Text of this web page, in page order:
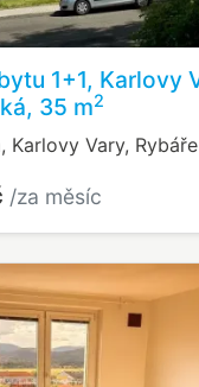
1+1, Karlovy
35 m2
Karlovy Vary, Rybáře
/za měsíc